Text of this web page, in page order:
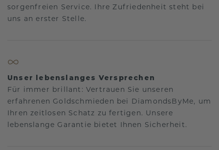
sorgenfreien Service. Ihre Zufriedenheit steht bei
uns an erster Stelle.
Unser lebenslanges Versprechen
Für immer brillant: Vertrauen Sie unseren
erfahrenen Goldschmieden bei DiamondsByMe, um
Ihren zeitlosen Schatz zu fertigen. Unsere
lebenslange Garantie bietet Ihnen Sicherheit.